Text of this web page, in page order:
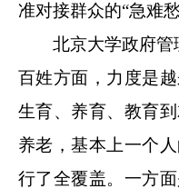
准对接群众的“急难
北京大学政府管
百姓方面，力度是
生育、养育、教育
养老，基本上一个
行了全覆盖。一方